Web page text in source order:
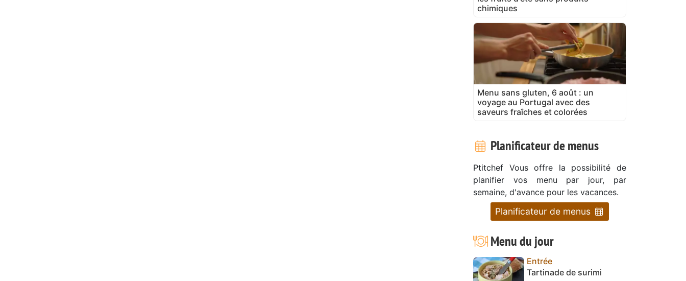
chimiques
Menu sans gluten, 6 août : un
voyage au Portugal avec des
saveurs fraîches et colorées
Planificateur de menus
Ptitchef Vous offre la possibilité de
planifier vos menu par jour, par
semaine, d'avance pour les vacances.
Planificateur de menus
Menu du jour
Entrée
Tartinade de surimi